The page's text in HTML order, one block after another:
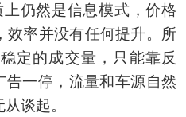
仍然是信息模式，价格
效率并没有任何提升。所
定的成交量，只能靠反
告一停，流量和车源自然
谈起。